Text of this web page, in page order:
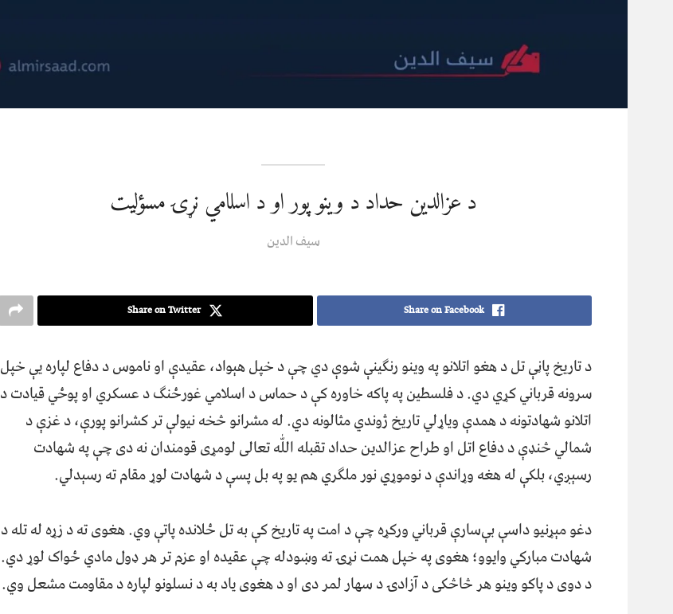
د عزالدین حداد د وینو پور او د اسلامي نړۍ مسؤلیت
سيف الدين
Share on Facebook
Share on Twitter
د تاريخ پاڼې تل د هغو اتلانو په وينو رنګينې شوې دي چې د خپل هېواد، عقيدې او ناموس د دفاع لپاره يې خپل
سرونه قرباني کړي دي. د فلسطين په پاکه خاوره کې د حماس د اسلامي غورځنګ د عسکري او پوځي قيادت د
اتلانو شهادتونه د همدې وياړلي تاريخ ژوندي مثالونه دي. له مشرانو څخه نيولې تر کشرانو پورې، د غزې د
شمالي څنډې د دفاع اتل او طراح عزالدين حداد تقبله اللّٰه تعالی لومړی قومندان نه دی چې په شهادت
رسېږي، بلکې له هغه وړاندې د نوموړي نور ملګري هم يو په بل پسې د شهادت لوړ مقام ته رسېدلي.
دغو مېړنيو داسې بې‌سارې قرباني ورکړه چې د امت په تاريخ کې به تل ځلانده پاتې وي. هغوی ته د زړه له تله د
شهادت مبارکي وایوو؛ هغوی په خپل همت نړۍ ته وښودله چې عقيده او عزم تر هر ډول مادي ځواک لوړ دي.
د دوی د پاکو وينو هر څاڅکی د آزادۍ د سهار لمر دی او د هغوی ياد به د نسلونو لپاره د مقاومت مشعل وي.